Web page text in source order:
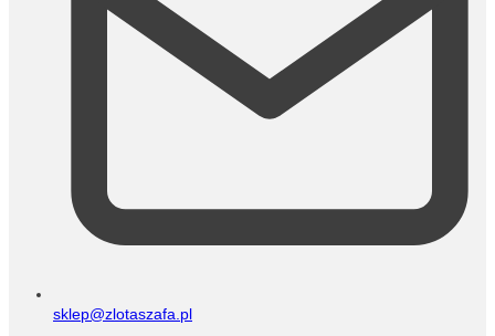
sklep@zlotaszafa.pl